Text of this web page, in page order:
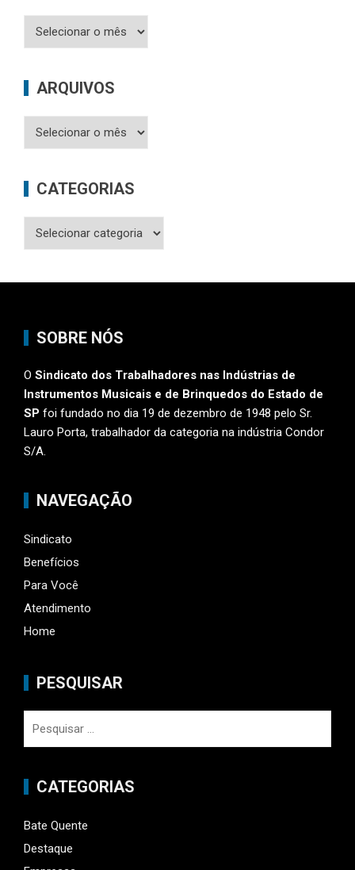
Últimas
ARQUIVOS
Arquivos
CATEGORIAS
Categorias
SOBRE NÓS
O Sindicato dos Trabalhadores nas Indústrias de
Instrumentos Musicais e de Brinquedos do Estado de
SP foi fundado no dia 19 de dezembro de 1948 pelo Sr.
Lauro Porta, trabalhador da categoria na indústria Condor
S/A.
NAVEGAÇÃO
Sindicato
Benefícios
Para Você
Atendimento
Home
PESQUISAR
CATEGORIAS
Bate Quente
Destaque